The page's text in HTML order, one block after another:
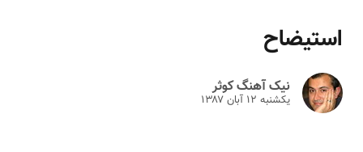
استیضاح
نیک آهنگ کوثر
یکشنبه ۱۲ آبان ۱۳۸۷